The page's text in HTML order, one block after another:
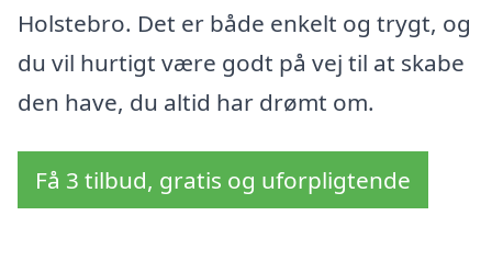
Holstebro. Det er både enkelt og trygt, og
du vil hurtigt være godt på vej til at skabe
den have, du altid har drømt om.
Få 3 tilbud, gratis og uforpligtende